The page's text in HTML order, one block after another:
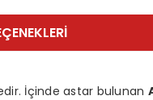
İçinde astar bulunan